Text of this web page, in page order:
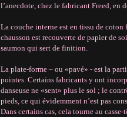
l’anecdote, chez le fabricant Freed, en
La couche interne est en tissu de
chausson est recouverte de papier de
saumon qui sert de finition.
La plate-forme – ou «pavé» - est la
pointes. Certains fabricants y ont
danseuse ne «sent» plus le sol ; le
pieds, ce qui évidemment n’est pas
Dans certains cas, cela tourne au